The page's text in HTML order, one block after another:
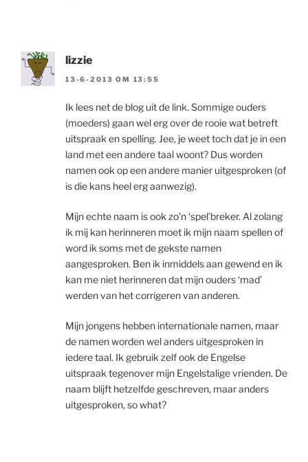
lizzie
13-6-2013 OM 13:55
Ik lees net de blog uit de link. Sommige ouders
(moeders) gaan wel erg over de rooie wat betreft
uitspraak en spelling. Jee, je weet toch dat je in een
land met een andere taal woont? Dus worden
namen ook op een andere manier uitgesproken (of
is die kans heel erg aanwezig).
Mijn echte naam is ook zo’n ‘spel’breker. Al zolang
ik mij kan herinneren moet ik mijn naam spellen of
word ik soms met de gekste namen
aangesproken. Ben ik inmiddels aan gewend en ik
kan me niet herinneren dat mijn ouders ‘mad’
werden van het corrigeren van anderen.
Mijn jongens hebben internationale namen, maar
de namen worden wel anders uitgesproken in
iedere taal. Ik gebruik zelf ook de Engelse
uitspraak tegenover mijn Engelstalige vrienden. De
naam blijft hetzelfde geschreven, maar anders
uitgesproken, so what?